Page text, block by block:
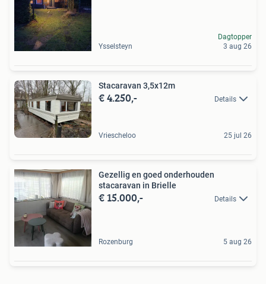
Ysselsteyn
Dagtopper
3 aug 26
Stacaravan 3,5x12m
€ 4.250,- Details
Vriescheloo 25 jul 26
Gezellig en goed onderhouden
stacaravan in Brielle
€ 15.000,- Details
Rozenburg 5 aug 26